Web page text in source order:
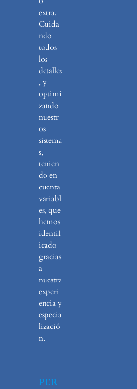
extra.
Cuida
ndo
todos
los
detalles
, y
optimi
zando
nuestr
os
sistema
s,
tenien
do en
cuenta
variabl
es, que
hemos
identif
icado
gracias
a
nuestra
experi
encia y
especia
lizació
n.
PER